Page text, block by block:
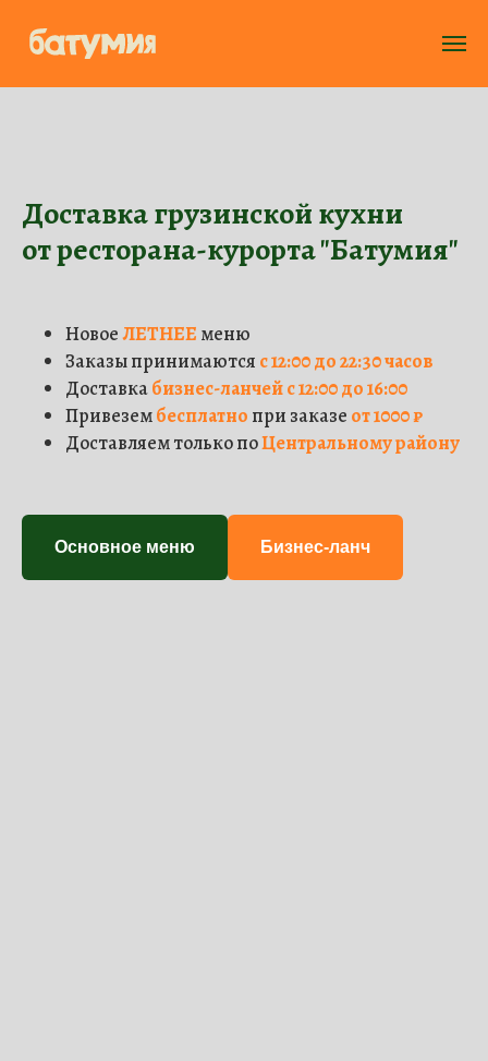
Доставка грузинской кухни
от ресторана-курорта "Батумия"
НовоеЛЕТНЕЕ меню
Заказы принимаются с 12:00 до 22:30 часов
Доставкабизнес-ланчей с 12:00 до 16:00
Привезембесплатно при заказе от 1000 ₽
Доставляем только поЦентральному району
Основное меню Бизнес-ланч
Наведите камеру на QR-код,
чтобы скачать приложение